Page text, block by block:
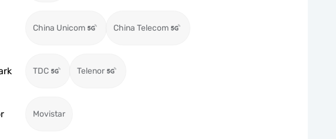
China Unicom China Telecom
TDC Telenor
Movistar